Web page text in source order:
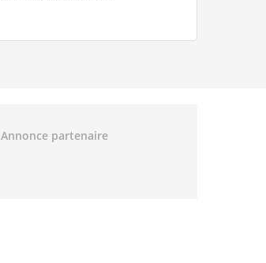
Annonce partenaire